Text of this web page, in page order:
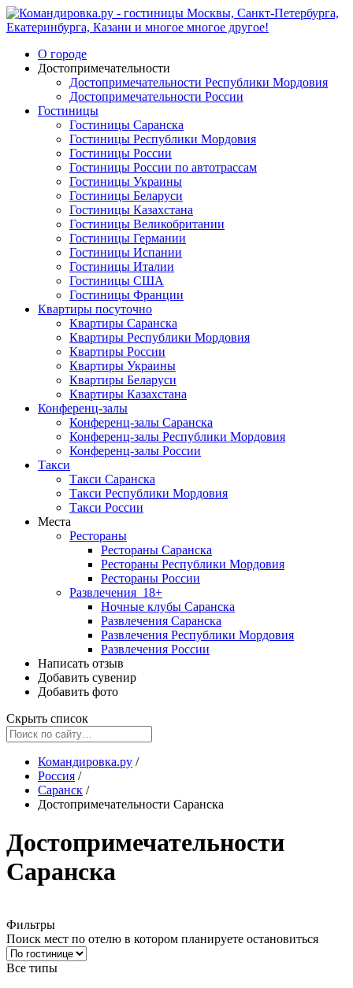
О городе
Достопримечательности
Достопримечательности Республики Мордовия
Достопримечательности России
Гостиницы
Гостиницы Саранска
Гостиницы Республики Мордовия
Гостиницы России
Гостиницы России по автотрассам
Гостиницы Украины
Гостиницы Беларуси
Гостиницы Казахстана
Гостиницы Великобритании
Гостиницы Германии
Гостиницы Испании
Гостиницы Италии
Гостиницы США
Гостиницы Франции
Квартиры посуточно
Квартиры Саранска
Квартиры Республики Мордовия
Квартиры России
Квартиры Украины
Квартиры Беларуси
Квартиры Казахстана
Конференц-залы
Конференц-залы Саранска
Конференц-залы Республики Мордовия
Конференц-залы России
Такси
Такси Саранска
Такси Республики Мордовия
Такси России
Места
Рестораны
Рестораны Саранска
Рестораны Республики Мордовия
Рестораны России
Развлечения 18+
Ночные клубы Саранска
Развлечения Саранска
Развлечения Республики Мордовия
Развлечения России
Написать отзыв
Добавить сувенир
Добавить фото
Скрыть список
Командировка.ру /
Россия /
Саранск /
Достопримечательности Саранска
Достопримечательности
Саранска
Фильтры
Поиск мест по отелю в котором планируете остановиться
Все типы